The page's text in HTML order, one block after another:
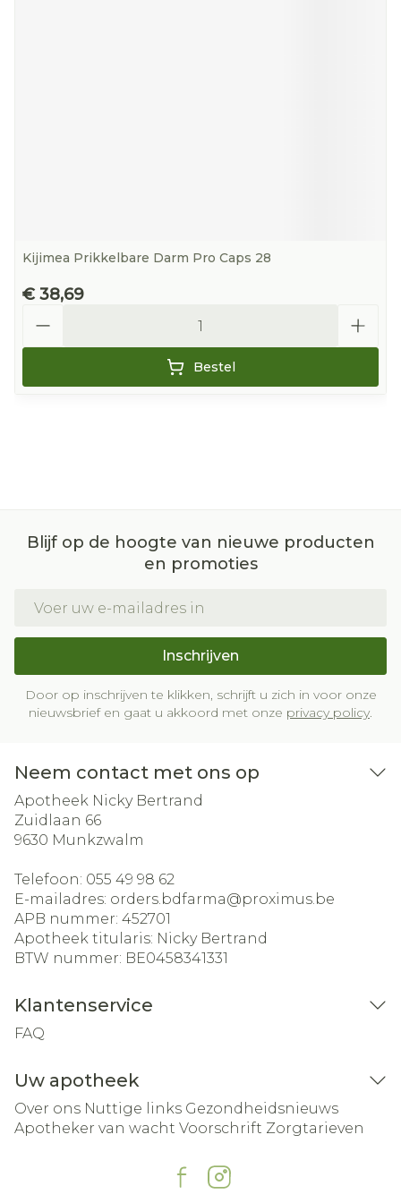
Kijimea Prikkelbare Darm Pro Caps 28
€ 38,69
Bestel
Blijf op de hoogte van nieuwe producten
en promoties
Inschrijven
Door op inschrijven te klikken, schrijft u zich in voor onze
nieuwsbrief en gaat u akkoord met onze privacy policy.
Neem contact met ons op
Apotheek Nicky Bertrand
Zuidlaan 66
9630 Munkzwalm
Telefoon: 055 49 98 62
E-mailadres: orders.bdfarma@proximus.be
APB nummer: 452701
Apotheek titularis: Nicky Bertrand
BTW nummer: BE0458341331
Klantenservice
FAQ
Uw apotheek
Over ons Nuttige links Gezondheidsnieuws
Apotheker van wacht Voorschrift Zorgtarieven